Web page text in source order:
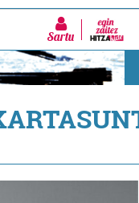
Sartu